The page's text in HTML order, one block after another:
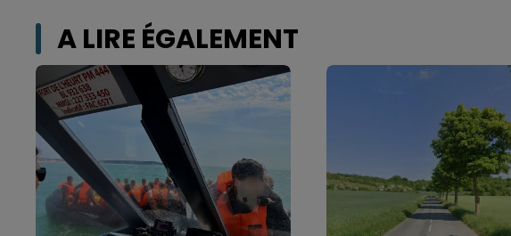
A LIRE ÉGALEMENT